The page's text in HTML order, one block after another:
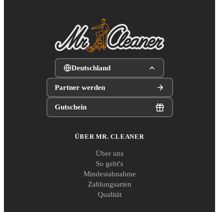
Deutschland
Partner werden
Gutschein
ÜBER MR. CLEANER
Über uns
So geht's
Mindestabnahme
Zahlungsarten
Qualität